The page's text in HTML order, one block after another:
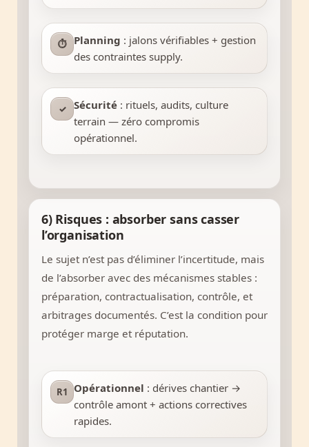
⏱ Planning : jalons vérifiables + gestion
des contraintes supply.
✓ Sécurité : rituels, audits, culture
terrain — zéro compromis
opérationnel.
6) Risques : absorber sans casser
l’organisation
Le sujet n’est pas d’éliminer l’incertitude, mais
de l’absorber avec des mécanismes stables :
préparation, contractualisation, contrôle, et
arbitrages documentés. C’est la condition pour
protéger marge et réputation.
R1 Opérationnel : dérives chantier →
contrôle amont + actions correctives
rapides.